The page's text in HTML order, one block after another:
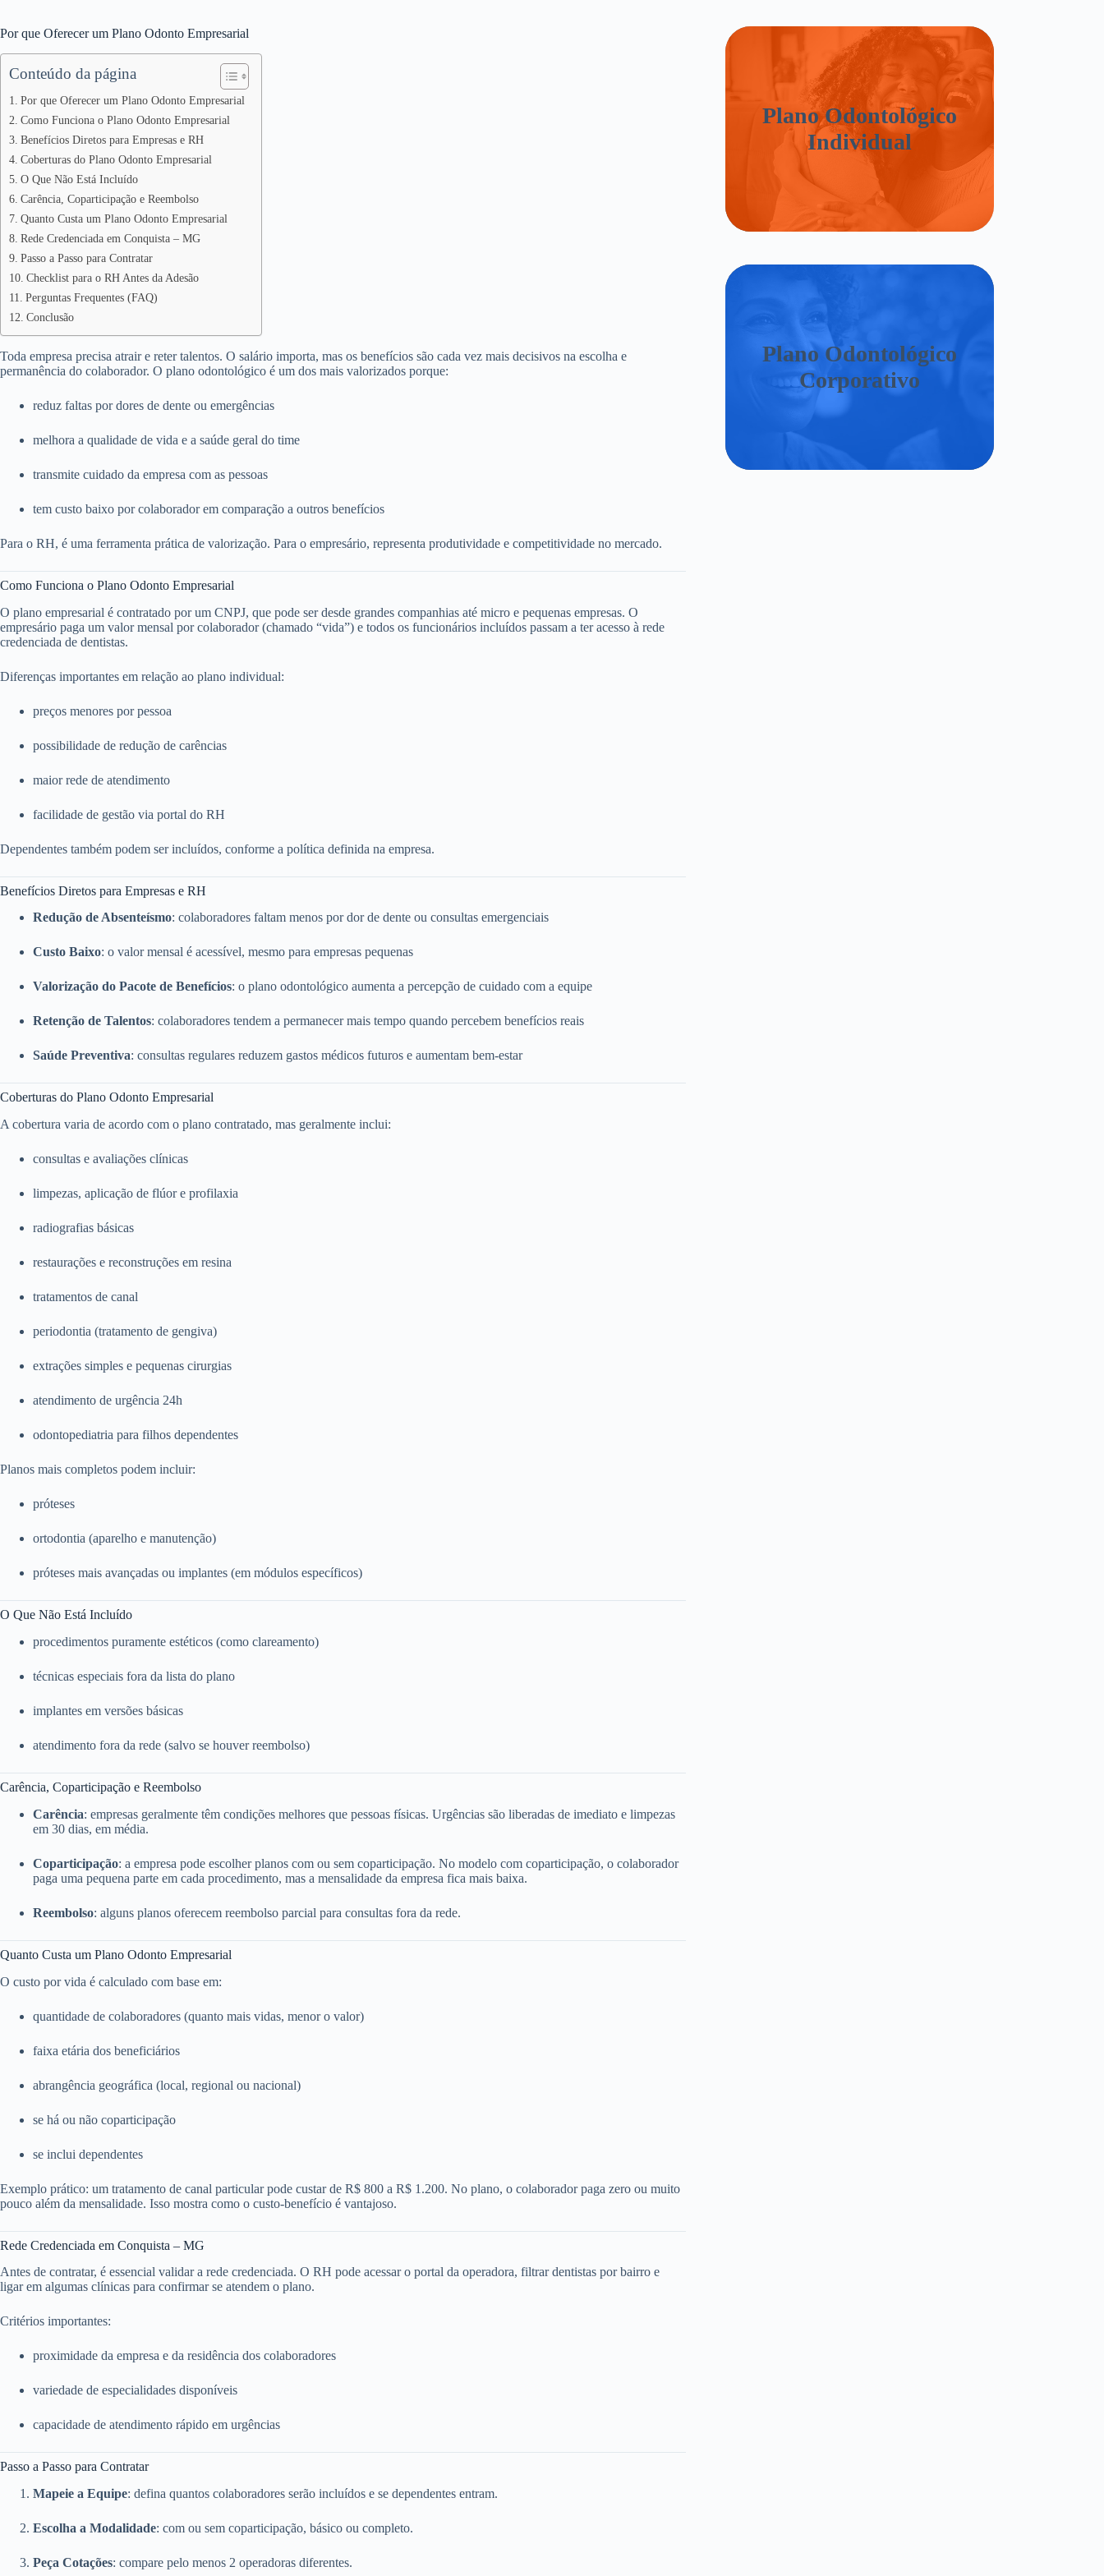
Por que Oferecer um Plano Odonto Empresarial
Conteúdo da página
Por que Oferecer um Plano Odonto Empresarial
Como Funciona o Plano Odonto Empresarial
Benefícios Diretos para Empresas e RH
Coberturas do Plano Odonto Empresarial
O Que Não Está Incluído
Carência, Coparticipação e Reembolso
Quanto Custa um Plano Odonto Empresarial
Rede Credenciada em Conquista – MG
Passo a Passo para Contratar
Checklist para o RH Antes da Adesão
Perguntas Frequentes (FAQ)
Conclusão
Toda empresa precisa atrair e reter talentos. O salário importa, mas os benefícios são cada vez mais decisivos na escolha e
permanência do colaborador. O plano odontológico é um dos mais valorizados porque:
reduz faltas por dores de dente ou emergências
melhora a qualidade de vida e a saúde geral do time
transmite cuidado da empresa com as pessoas
tem custo baixo por colaborador em comparação a outros benefícios
Para o RH, é uma ferramenta prática de valorização. Para o empresário, representa produtividade e competitividade no mercado.
Como Funciona o Plano Odonto Empresarial
O plano empresarial é contratado por um CNPJ, que pode ser desde grandes companhias até micro e pequenas empresas. O
empresário paga um valor mensal por colaborador (chamado “vida”) e todos os funcionários incluídos passam a ter acesso à rede
credenciada de dentistas.
Diferenças importantes em relação ao plano individual:
preços menores por pessoa
possibilidade de redução de carências
maior rede de atendimento
facilidade de gestão via portal do RH
Dependentes também podem ser incluídos, conforme a política definida na empresa.
Benefícios Diretos para Empresas e RH
Redução de Absenteísmo: colaboradores faltam menos por dor de dente ou consultas emergenciais
Custo Baixo: o valor mensal é acessível, mesmo para empresas pequenas
Valorização do Pacote de Benefícios: o plano odontológico aumenta a percepção de cuidado com a equipe
Retenção de Talentos: colaboradores tendem a permanecer mais tempo quando percebem benefícios reais
Saúde Preventiva: consultas regulares reduzem gastos médicos futuros e aumentam bem-estar
Coberturas do Plano Odonto Empresarial
A cobertura varia de acordo com o plano contratado, mas geralmente inclui:
consultas e avaliações clínicas
limpezas, aplicação de flúor e profilaxia
radiografias básicas
restaurações e reconstruções em resina
tratamentos de canal
periodontia (tratamento de gengiva)
extrações simples e pequenas cirurgias
atendimento de urgência 24h
odontopediatria para filhos dependentes
Planos mais completos podem incluir:
próteses
ortodontia (aparelho e manutenção)
próteses mais avançadas ou implantes (em módulos específicos)
O Que Não Está Incluído
procedimentos puramente estéticos (como clareamento)
técnicas especiais fora da lista do plano
implantes em versões básicas
atendimento fora da rede (salvo se houver reembolso)
Carência, Coparticipação e Reembolso
Carência: empresas geralmente têm condições melhores que pessoas físicas. Urgências são liberadas de imediato e limpezas
em 30 dias, em média.
Coparticipação: a empresa pode escolher planos com ou sem coparticipação. No modelo com coparticipação, o colaborador
paga uma pequena parte em cada procedimento, mas a mensalidade da empresa fica mais baixa.
Reembolso: alguns planos oferecem reembolso parcial para consultas fora da rede.
Quanto Custa um Plano Odonto Empresarial
O custo por vida é calculado com base em:
quantidade de colaboradores (quanto mais vidas, menor o valor)
faixa etária dos beneficiários
abrangência geográfica (local, regional ou nacional)
se há ou não coparticipação
se inclui dependentes
Exemplo prático: um tratamento de canal particular pode custar de R$ 800 a R$ 1.200. No plano, o colaborador paga zero ou muito
pouco além da mensalidade. Isso mostra como o custo-benefício é vantajoso.
Rede Credenciada em Conquista – MG
Antes de contratar, é essencial validar a rede credenciada. O RH pode acessar o portal da operadora, filtrar dentistas por bairro e
ligar em algumas clínicas para confirmar se atendem o plano.
Critérios importantes:
proximidade da empresa e da residência dos colaboradores
variedade de especialidades disponíveis
capacidade de atendimento rápido em urgências
Passo a Passo para Contratar
Mapeie a Equipe: defina quantos colaboradores serão incluídos e se dependentes entram.
Escolha a Modalidade: com ou sem coparticipação, básico ou completo.
Peça Cotações: compare pelo menos 2 operadoras diferentes.
Plano Odontológico
Individual
Plano Odontológico
Corporativo